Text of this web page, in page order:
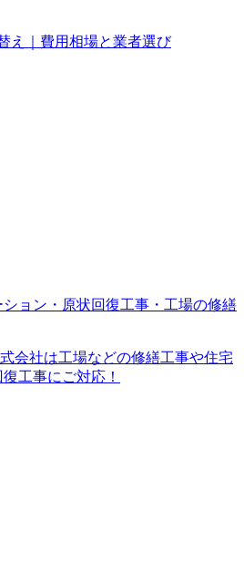
え｜費用相場と業者選び
会社は工場などの修繕工事や住宅
工事にご対応！